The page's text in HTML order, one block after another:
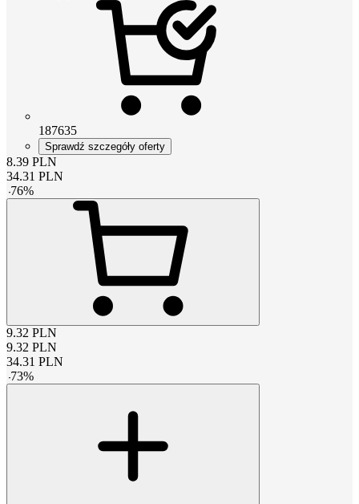
187635
Sprawdź szczegóły oferty
8.39 PLN
34.31 PLN
-76%
9.32 PLN
9.32 PLN
34.31 PLN
-73%